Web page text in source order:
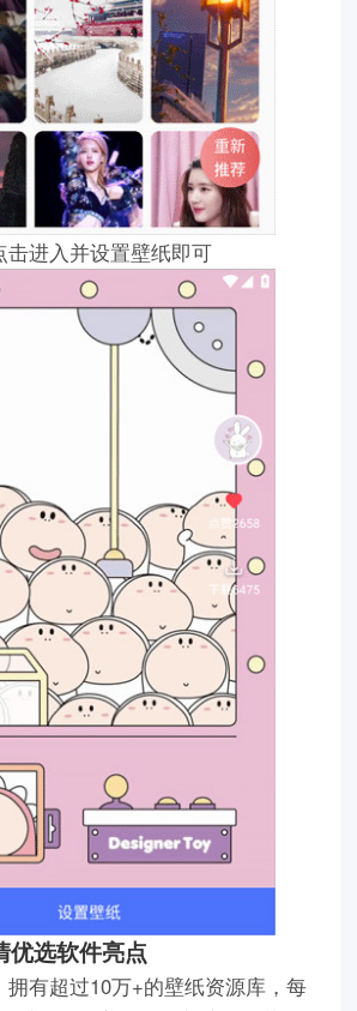
击进入并设置壁纸即可
优选软件亮点
拥有超过10万+的壁纸资源库，每